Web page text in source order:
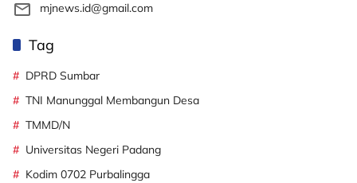
mjnews.id@gmail.com
Tag
DPRD Sumbar
TNI Manunggal Membangun Desa
TMMD/N
Universitas Negeri Padang
Kodim 0702 Purbalingga